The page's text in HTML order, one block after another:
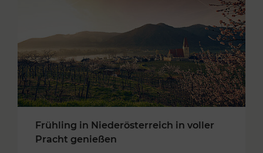
Frühling in Niederösterreich in voller
Pracht genießen